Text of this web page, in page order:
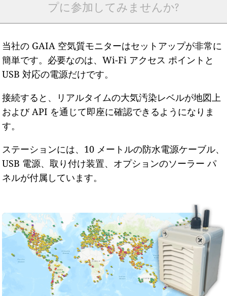
プに参加してみませんか?
当社の GAIA 空気質モニターはセットアップが非常に
簡単です。必要なのは、Wi-Fi アクセス ポイントと
USB 対応の電源だけです。
接続すると、リアルタイムの大気汚染レベルが地図上
および API を通じて即座に確認できるようになりま
す。
ステーションには、10 メートルの防水電源ケーブル、
USB 電源、取り付け装置、オプションのソーラー パ
ネルが付属しています。